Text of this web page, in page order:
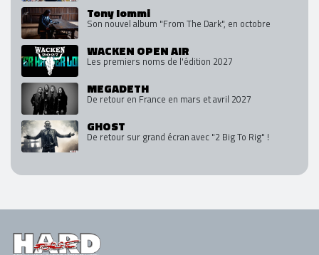
Tony Iommi
Son nouvel album "From The Dark", en octobre
WACKEN OPEN AIR
Les premiers noms de l'édition 2027
MEGADETH
De retour en France en mars et avril 2027
GHOST
De retour sur grand écran avec "2 Big To Rig" !